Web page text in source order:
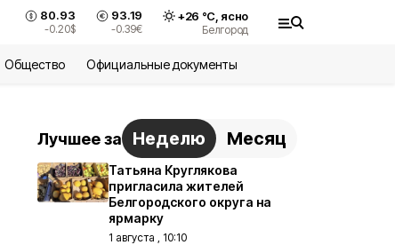
80.93
-0.20$
93.19
-0.39€
+26 °С, ясно
Белгород
Общество Официальные документы
Лучшее за Неделю Месяц
Татьяна Круглякова
пригласила жителей
Белгородского округа на
ярмарку
1 августа , 10:10